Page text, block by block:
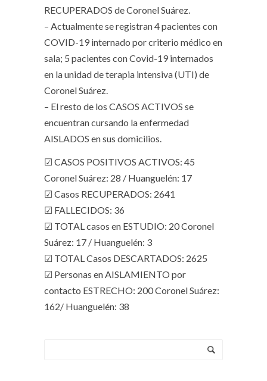
RECUPERADOS de Coronel Suárez.
– Actualmente se registran 4 pacientes con
COVID-19 internado por criterio médico en
sala; 5 pacientes con Covid-19 internados
en la unidad de terapia intensiva (UTI) de
Coronel Suárez.
– El resto de los CASOS ACTIVOS se
encuentran cursando la enfermedad
AISLADOS en sus domicilios.
☑ CASOS POSITIVOS ACTIVOS: 45
Coronel Suárez: 28 / Huanguelén: 17
☑ Casos RECUPERADOS: 2641
☑ FALLECIDOS: 36
☑ TOTAL casos en ESTUDIO: 20 Coronel
Suárez: 17 / Huanguelén: 3
☑ TOTAL Casos DESCARTADOS: 2625
☑ Personas en AISLAMIENTO por
contacto ESTRECHO: 200 Coronel Suárez:
162/ Huanguelén: 38